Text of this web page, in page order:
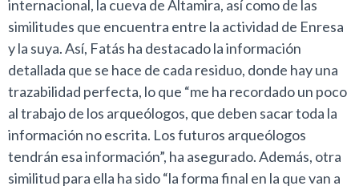
internacional, la cueva de Altamira, así como de las
similitudes que encuentra entre la actividad de Enresa
y la suya. Así, Fatás ha destacado la información
detallada que se hace de cada residuo, donde hay una
trazabilidad perfecta, lo que “me ha recordado un poco
al trabajo de los arqueólogos, que deben sacar toda la
información no escrita. Los futuros arqueólogos
tendrán esa información”, ha asegurado. Además, otra
similitud para ella ha sido “la forma final en la que van a